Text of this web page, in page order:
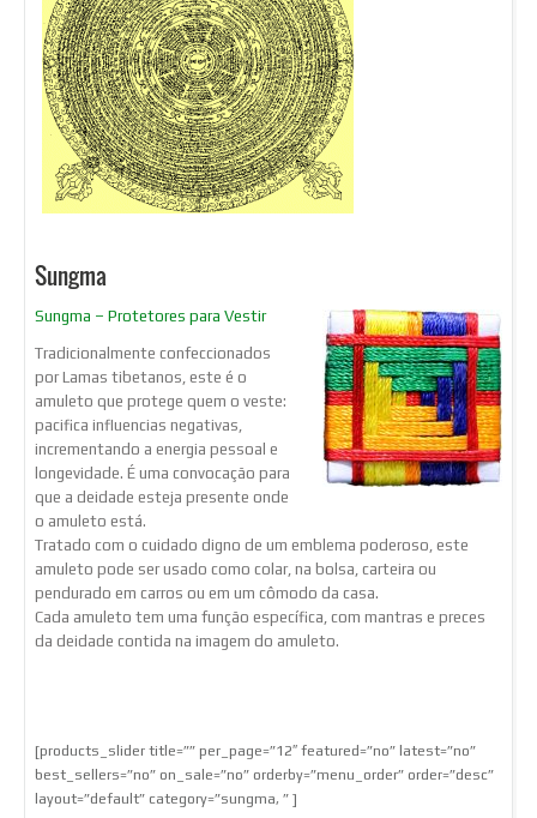
Sungma
Sungma – Protetores para Vestir
Tradicionalmente confeccionados
por Lamas tibetanos, este é o
amuleto que protege quem o veste:
pacifica influencias negativas,
incrementando a energia pessoal e
longevidade. É uma convocação para
que a deidade esteja presente onde
o amuleto está.
Tratado com o cuidado digno de um emblema poderoso, este
amuleto pode ser usado como colar, na bolsa, carteira ou
pendurado em carros ou em um cômodo da casa.
Cada amuleto tem uma função específica, com mantras e preces
da deidade contida na imagem do amuleto.
[products_slider title=”” per_page=”12″ featured=”no” latest=”no”
best_sellers=”no” on_sale=”no” orderby=”menu_order” order=”desc”
layout=”default” category=”sungma, ” ]